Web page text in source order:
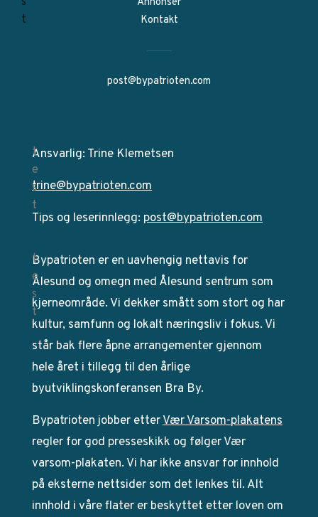
Kontakt
post@bypatrioten.com
Ansvarlig: Trine Klemetsen
trine@bypatrioten.com
Tips og leserinnlegg: post@bypatrioten.com
Bypatrioten er en uavhengig nettavis for
Ålesund og omegn med Ålesund sentrum som
kjerneområde. Vi dekker smått som stort og har
kultur, samfunn og lokalt næringsliv i fokus. Vi
står bak flere åpne arrangementer gjennom
hele året i tillegg til den årlige
byutviklingskonferansen Bra By.
Bypatrioten jobber etterVær Varsom-plakatens
regler for god presseskikk og følger Vær
varsom-plakaten. Vi har ikke ansvar for innhold
på eksterne nettsider som det lenkes til. Alt
innhold i våre flater er beskyttet etter loven om